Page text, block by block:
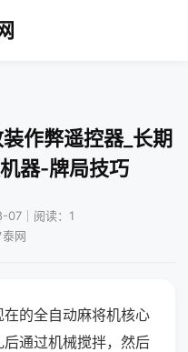
作弊遥控器_长期
器-牌局技巧
07｜阅读：1
网
的全自动麻将机核心
通过机械搅拌，然后